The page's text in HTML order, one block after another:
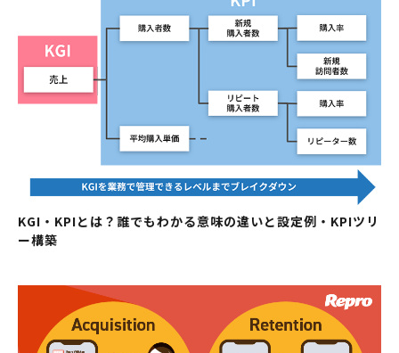
KGI・KPIとは？誰でもわかる意味の違いと設定例・KPIツリ
ー構築